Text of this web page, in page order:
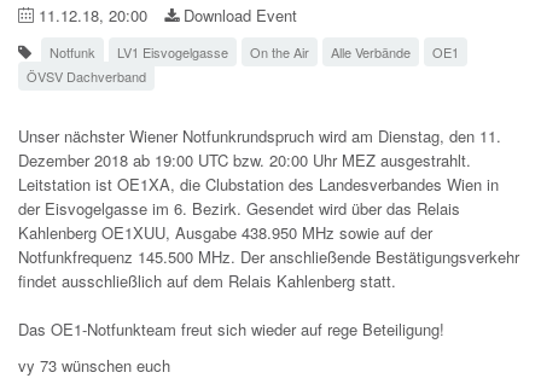
11.12.18, 20:00 Download Event
Notfunk LV1 Eisvogelgasse On the Air Alle Verbände
OE1
ÖVSV Dachverband
Unser nächster Wiener Notfunkrundspruch wird am Dienstag, den 11.
Dezember 2018 ab 19:00 UTC bzw. 20:00 Uhr MEZ ausgestrahlt.
Leitstation ist OE1XA, die Clubstation des Landesverbandes Wien in
der Eisvogelgasse im 6. Bezirk. Gesendet wird über das Relais
Kahlenberg OE1XUU, Ausgabe 438.950 MHz sowie auf der
Notfunkfrequenz 145.500 MHz. Der anschließende Bestätigungsverkehr
findet ausschließlich auf dem Relais Kahlenberg statt.
Das OE1-Notfunkteam freut sich wieder auf rege Beteiligung!
vy 73 wünschen euch